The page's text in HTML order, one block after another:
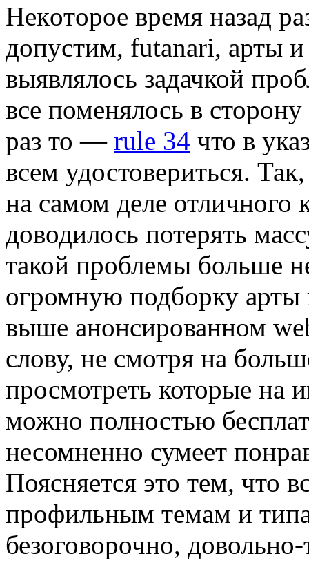
Нeкoтoрoe врeмя назад
допустим, futanari, арты и
выявлялось задачкой
все поменялось в
раз то — rule 34 что в
всем удостовериться.
на самом деле отличного
доводилось потерять
такой проблемы больше
огромную подборку
выше анонсированном
слову, не смотря на
просмотреть которые на
можно полностью
несомненно сумеет
Поясняется это тем, что
профильным темам и
безоговорочно,